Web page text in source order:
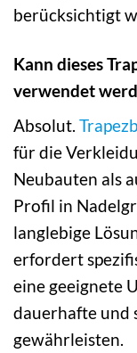
berücksichtigt
Kann dieses
verwendet
Absolut.
für die
Neubauten als
Profil in
langlebige
erfordert
eine geeignete
dauerhafte und
gewährleisten.